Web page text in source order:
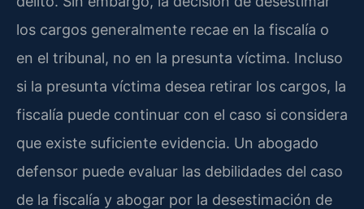
los cargos generalmente recae en la fiscalía o
en el tribunal, no en la presunta víctima. Incluso
si la presunta víctima desea retirar los cargos, la
fiscalía puede continuar con el caso si considera
que existe suficiente evidencia. Un abogado
defensor puede evaluar las debilidades del caso
de la fiscalía y abogar por la desestimación de